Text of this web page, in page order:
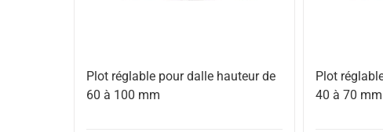
Plot réglable pour dalle hauteur de
60 à 100 mm
Plot
40 à 70 mm